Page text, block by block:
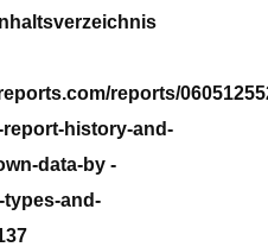
reports/
history-and-
data-by -
and-